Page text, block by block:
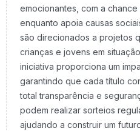
emocionantes, com a
enquanto apoia causas
são direcionados a projetos
crianças e jovens em
iniciativa proporciona um
garantindo que cada título
total transparência e
podem realizar sorteios
ajudando a construir um